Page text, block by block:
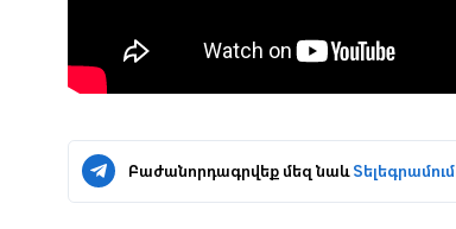
Բաժանորդագրվեք մեզ նաևՏելեգրամում